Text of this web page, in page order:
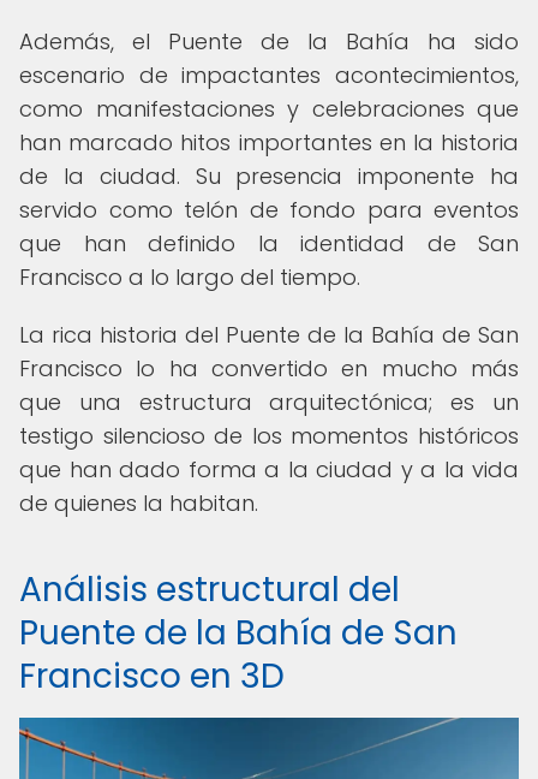
Además, el Puente de la Bahía ha sido
escenario de impactantes acontecimientos,
como manifestaciones y celebraciones que
han marcado hitos importantes en la historia
de la ciudad. Su presencia imponente ha
servido como telón de fondo para eventos
que han definido la identidad de San
Francisco a lo largo del tiempo.
La rica historia del Puente de la Bahía de San
Francisco lo ha convertido en mucho más
que una estructura arquitectónica; es un
testigo silencioso de los momentos históricos
que han dado forma a la ciudad y a la vida
de quienes la habitan.
Análisis estructural del
Puente de la Bahía de San
Francisco en 3D